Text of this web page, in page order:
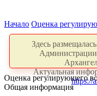
Начало Оценка
Здесь
Администрации
Актуальная
https://
Оценка регулирующего
Общая информация